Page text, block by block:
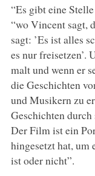
“Es gibt eine
“wo Vincent sagt,
sagt: ’Es ist alles
es nur freisetzen’.
malt und wenn er
die Geschichten
und Musikern zu
Geschichten
Der Film ist ein
hingesetzt hat, um
ist oder nicht”.